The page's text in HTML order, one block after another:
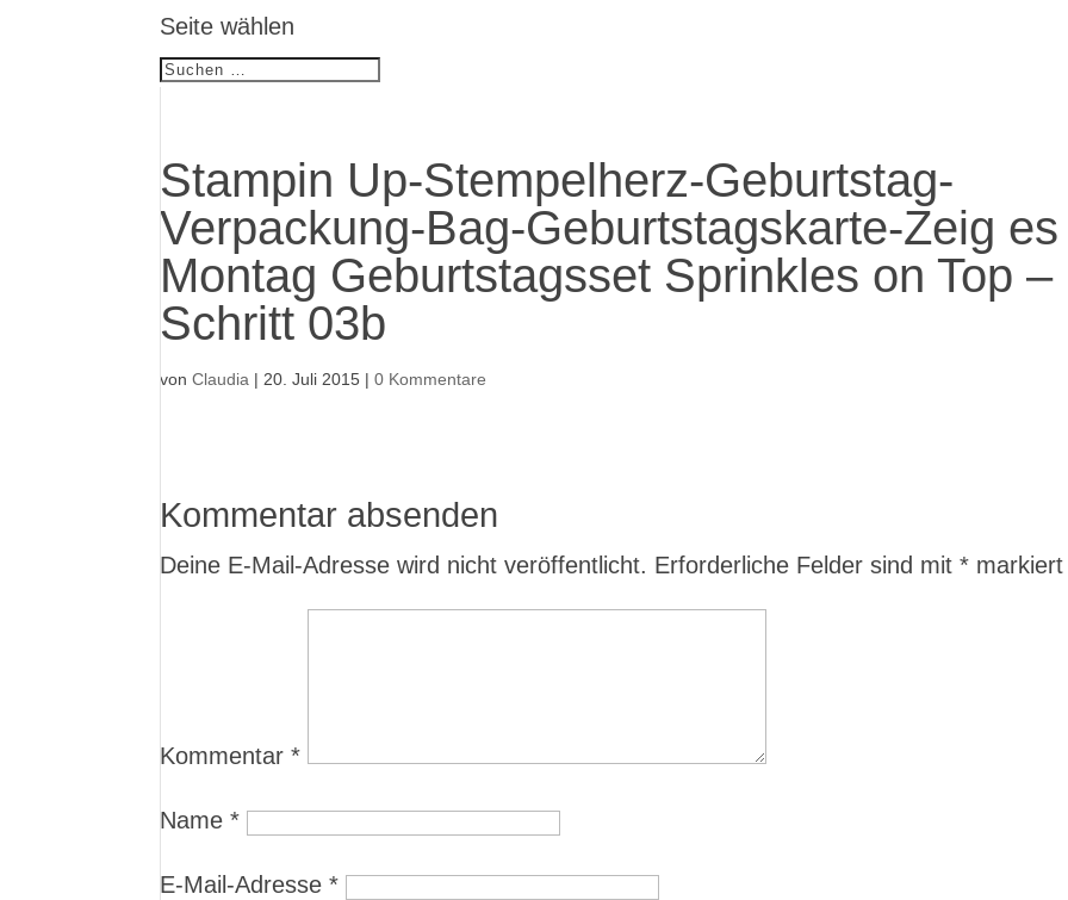
Seite wählen
Stampin Up-Stempelherz-Geburtstag-
Verpackung-Bag-Geburtstagskarte-Zeig
Montag Geburtstagsset Sprinkles on Top –
Schritt 03b
vonClaudia | 20. Juli 2015 |0 Kommentare
Kommentar absenden
Deine E-Mail-Adresse wird nicht veröffentlicht. Erforderliche Felder sind mit* markiert
Kommentar*
Name*
E-Mail-Adresse*